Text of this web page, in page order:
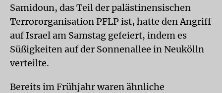
Samidoun, das Teil der palästinensischen
Terrororganisation PFLP ist, hatte den Angriff
auf Israel am Samstag gefeiert, indem es
Süßigkeiten auf der Sonnenallee in Neukölln
verteilte.
Bereits im Frühjahr waren ähnliche